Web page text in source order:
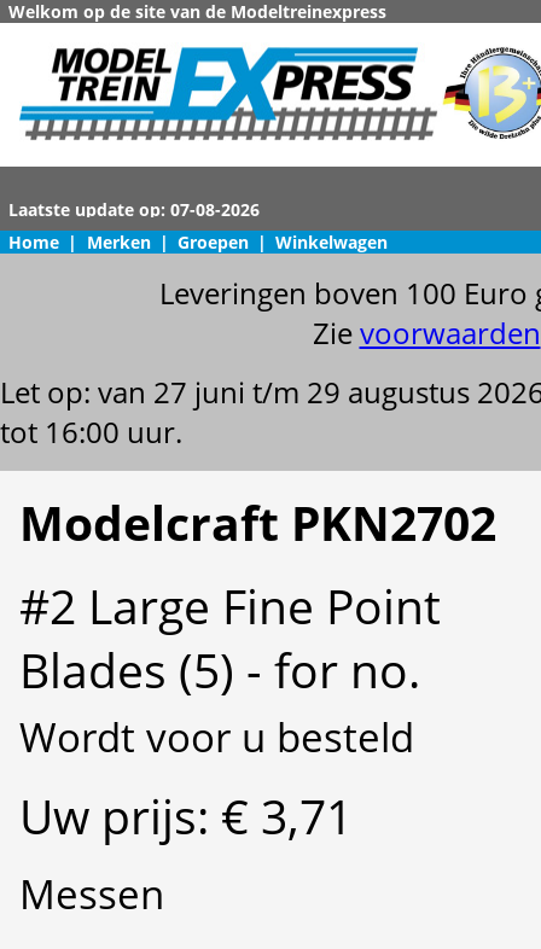
Welkom op de site van de Modeltreinexpress
Home | Merken | Groepen | Winkelwagen
Leveringen boven 100
Zievoorwaarden
Let op: van 27 juni t/m 29 augustus
tot 16:00 uur.
Modelcraft PKN2702
#2 Large Fine Point
Blades (5) - for no.
Wordt voor u besteld
Uw prijs: € 3,71
Messen